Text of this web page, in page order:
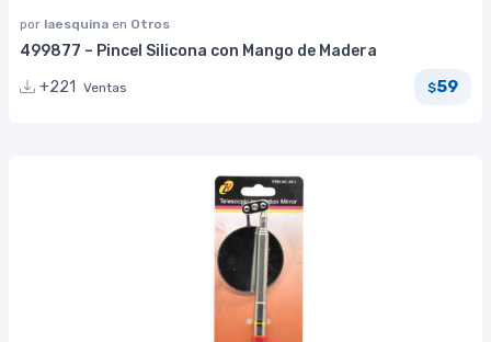
por laesquina en Otros
499877 – Pincel Silicona con Mango de Madera
+221
Ventas $59